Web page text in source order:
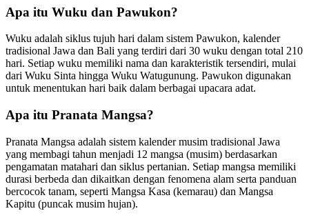
Apa itu Wuku dan Pawukon?
Wuku adalah siklus tujuh hari dalam sistem Pawukon, kalender
tradisional Jawa dan Bali yang terdiri dari 30 wuku dengan total 210
hari. Setiap wuku memiliki nama dan karakteristik tersendiri, mulai
dari Wuku Sinta hingga Wuku Watugunung. Pawukon digunakan
untuk menentukan hari baik dalam berbagai upacara adat.
Apa itu Pranata Mangsa?
Pranata Mangsa adalah sistem kalender musim tradisional Jawa
yang membagi tahun menjadi 12 mangsa (musim) berdasarkan
pengamatan matahari dan siklus pertanian. Setiap mangsa memiliki
durasi berbeda dan dikaitkan dengan fenomena alam serta panduan
bercocok tanam, seperti Mangsa Kasa (kemarau) dan Mangsa
Kapitu (puncak musim hujan).